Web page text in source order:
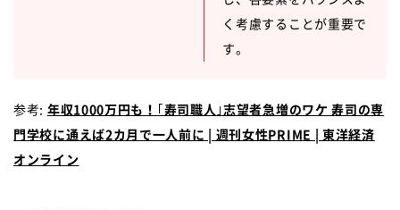
く考慮することが重要で
す。
参考: 年収1000万円も！｢寿司職人｣志望者急増のワケ 寿司の専
門学校に通えば2カ月で一人前に | 週刊女性PRIME | 東洋経済
オンライン